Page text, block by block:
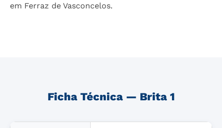
em Ferraz de Vasconcelos.
Ficha Técnica — Brita 1